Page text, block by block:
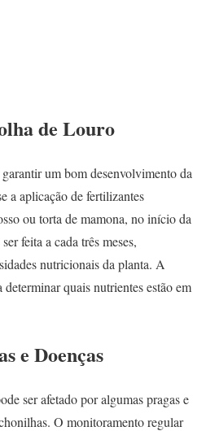
de Louro
um bom desenvolvimento da
a aplicação de fertilizantes
ou torta de mamona, no início da
feita a cada três meses,
nutricionais da planta. A
quais nutrientes estão em
e Doenças
ser afetado por algumas pragas e
O monitoramento regular